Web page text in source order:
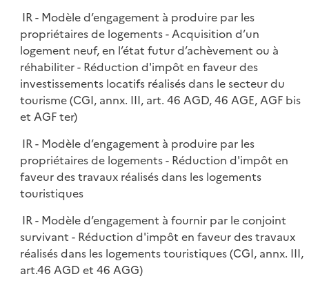
IR - Modèle d’engagement à produire par les
propriétaires de logements - Acquisition d’un
logement neuf, en l’état futur d’achèvement ou à
réhabiliter - Réduction d'impôt en faveur des
investissements locatifs réalisés dans le secteur du
tourisme (CGI, annx. III, art. 46 AGD, 46 AGE, AGF bis
et AGF ter)
IR - Modèle d’engagement à produire par les
propriétaires de logements - Réduction d'impôt en
faveur des travaux réalisés dans les logements
touristiques
IR - Modèle d’engagement à fournir par le conjoint
survivant - Réduction d'impôt en faveur des travaux
réalisés dans les logements touristiques (CGI, annx. III,
art.46 AGD et 46 AGG)